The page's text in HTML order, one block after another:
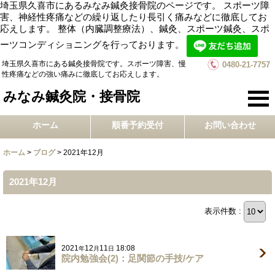
埼玉県久喜市にあるみなみ鍼灸接骨院のページです。 スポーツ障
害、神経性疼痛などの繰り返したり長引く痛みなどに徹底してお
応えします。 整体（内臓調整療法）、鍼灸、スポーツ鍼灸、スポ
ーツコンディショニングを行っております。
埼玉県久喜市にある鍼灸接骨院です。スポーツ障害、慢
性疼痛などの強い痛みに徹底してお応えします。
0480-21-7757
みなみ鍼灸院・接骨院
ホーム 順番予約受付 お問い合わせ
ホーム > ブログ > 2021年12月
2021年12月
表示件数 :
2021年12 月 11日 18:08
院内勉強会(2)：足関節の手技/ケア